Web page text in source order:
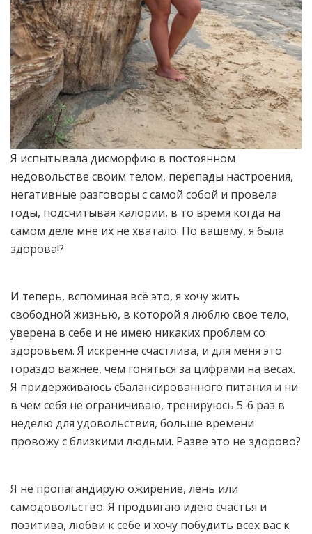
Я испытывала дисморфию в постоянном
недовольстве своим телом, перепады настроения,
негативные разговоры с самой собой и провела
годы, подсчитывая калории, в то время когда на
самом деле мне их не хватало. По вашему, я была
здорова!?
И теперь, вспоминая всё это, я хочу жить
свободной жизнью, в которой я люблю свое тело,
уверена в себе и не имею никаких проблем со
здоровьем. Я искренне счастлива, и для меня это
гораздо важнее, чем гоняться за цифрами на весах.
Я придерживаюсь сбалансированного питания и ни
в чем себя не ограничиваю, тренируюсь 5-6 раз в
неделю для удовольствия, больше времени
провожу с близкими людьми. Разве это не здорово?
Я не пропагандирую ожирение, лень или
самодовольство. Я продвигаю идею счастья и
позитива, любви к себе и хочу побудить всех вас к